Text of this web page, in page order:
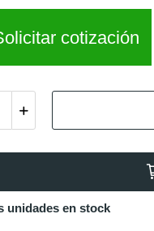
cotización
unidades en stock